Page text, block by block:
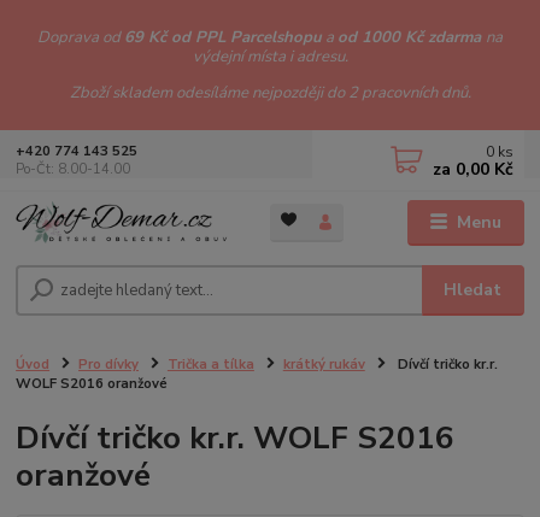
Doprava od69 Kč od PPL Parcelshopu a od 1000 Kč zdarma na
výdejní místa i adresu.
Zboží skladem odesíláme nejpozději do 2 pracovních dnů.
Menu
Hledat
+420 774 143 525
Po-Čt: 8.00-14.00
0 ks
za 0,00 Kč
Úvod Pro dívky Trička a tílka krátký rukáv
Dívčí tričko kr.r.
WOLF S2016 oranžové
Dívčí tričko kr.r. WOLF S2016
oranžové